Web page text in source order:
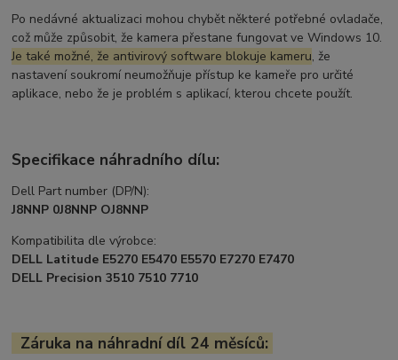
Po nedávné aktualizaci mohou chybět některé potřebné ovladače,
což může způsobit, že kamera přestane fungovat ve Windows 10.
Je také možné, že antivirový software blokuje kameru, že
nastavení soukromí neumožňuje přístup ke kameře pro určité
aplikace, nebo že je problém s aplikací, kterou chcete použít.
Specifikace náhradního dílu:
Dell Part number (DP/N):
J8NNP 0J8NNP OJ8NNP
Kompatibilita dle výrobce:
DELL Latitude E5270 E5470 E5570 E7270 E7470
DELL Precision 3510 7510 7710
Záruka na náhradní díl 24 měsíců: